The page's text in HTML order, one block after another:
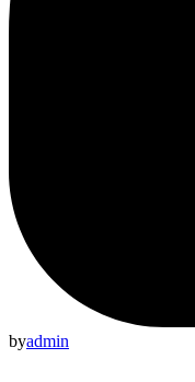
byadmin